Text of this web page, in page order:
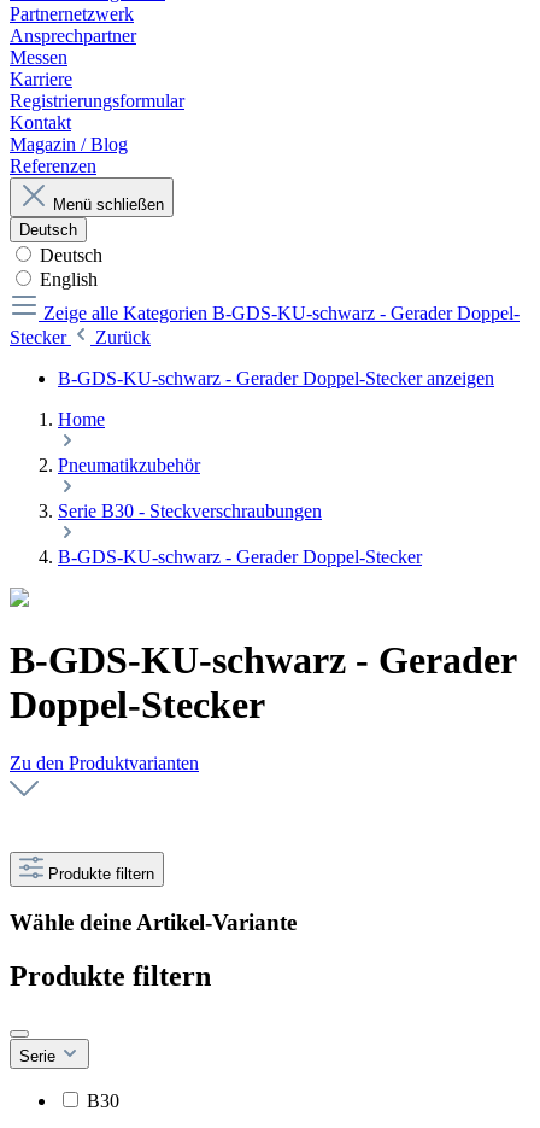
Partnernetzwerk
Ansprechpartner
Messen
Karriere
Registrierungsformular
Kontakt
Magazin / Blog
Referenzen
Menü schließen
Deutsch
Deutsch
English
Zeige alle Kategorien B-GDS-KU-schwarz - Gerader Doppel-
Stecker
Zurück
B-GDS-KU-schwarz - Gerader Doppel-Stecker anzeigen
Home
Pneumatikzubehör
Serie B30 - Steckverschraubungen
B-GDS-KU-schwarz - Gerader Doppel-Stecker
B-GDS-KU-schwarz - Gerader
Doppel-Stecker
Zu den Produktvarianten
Produkte filtern
Wähle deine Artikel-Variante
Produkte filtern
Serie
B30